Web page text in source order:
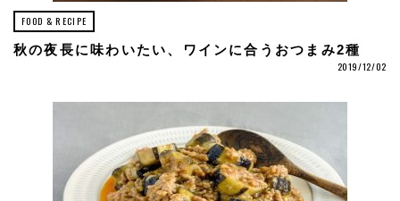
FOOD & RECIPE
秋の夜長に味わいたい、ワインに合うおつまみ2種
2019/12/02